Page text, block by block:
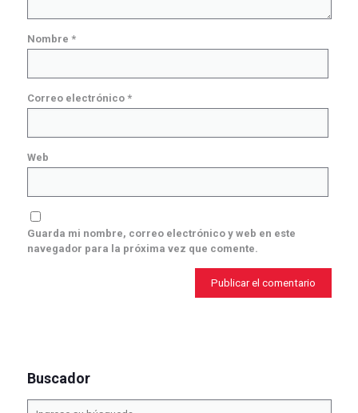
Nombre *
Correo electrónico *
Web
Guarda mi nombre, correo electrónico y web en este
navegador para la próxima vez que comente.
Buscador